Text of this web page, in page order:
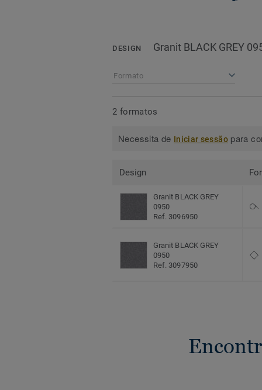
DESIGN Granit BLACK GREY
Formato
2 formatos
Necessita de Iniciar sessãopara
Design
Granit BLACK GREY
0950
Ref. 3096950
Granit BLACK GREY
0950
Ref. 3097950